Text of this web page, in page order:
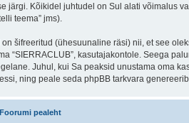
järgi. Kõikidel juhtudel on Sul alati võimalus
teema” jms).
šifreeritud (ühesuunaline räsi) nii, et see
“SIERRACLUB”, kasutajakontole. Seega
Juhul, kui Sa peaksid unustama oma
ning peale seda phpBB tarkvara
Foorumi pealeht